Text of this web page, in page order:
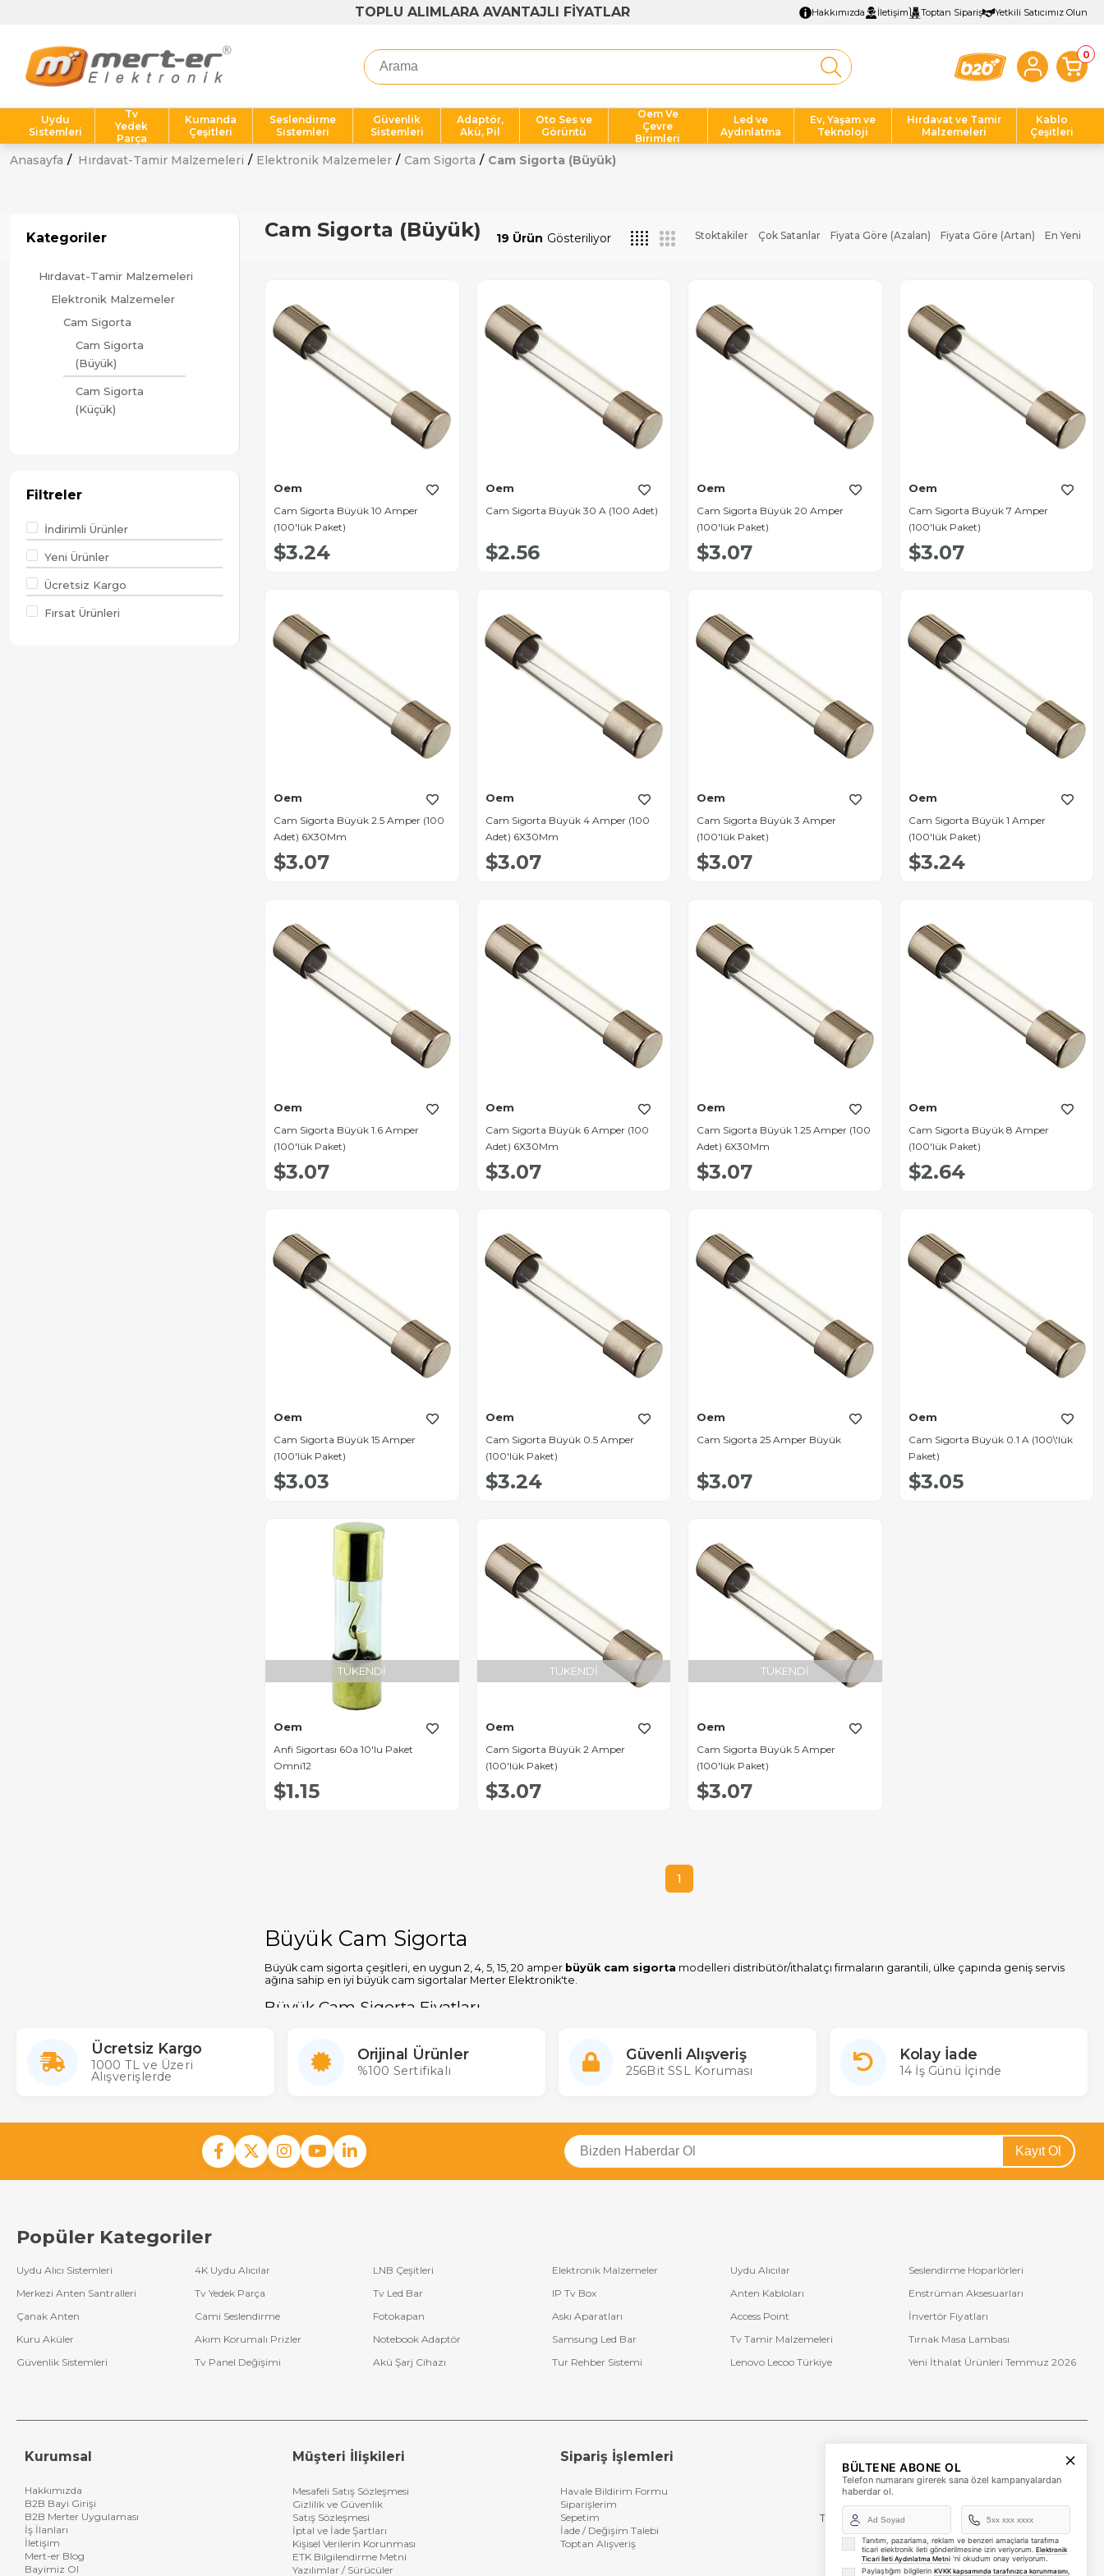
TOPLU ALIMLARA AVANTAJLI FİYATLAR Hakkımızda İletişim Toptan Sipariş Yetkili Satıcımız Olun
0
Uydu
Sistemleri
Tv
Yedek
Parça
Kumanda
Çeşitleri
Seslendirme
Sistemleri
Güvenlik
Sistemleri
Adaptör,
Akü, Pil
Oto Ses ve
Görüntü
Oem Ve
Çevre
Birimleri
Led ve
Aydınlatma
Ev, Yaşam ve
Teknoloji
Hırdavat ve Tamir
Malzemeleri
Kablo
Çeşitleri
Anasayfa Hırdavat-Tamir Malzemeleri Elektronik Malzemeler Cam Sigorta Cam Sigorta (Büyük)
Kategoriler
Hırdavat-Tamir Malzemeleri
Elektronik Malzemeler
Cam Sigorta
Cam Sigorta
(Büyük)
Cam Sigorta
(Küçük)
Filtreler
İndirimli Ürünler
Yeni Ürünler
Ücretsiz Kargo
Fırsat Ürünleri
Cam Sigorta (Büyük) En Yeni
Fiyata Göre (Artan)
Fiyata Göre (Azalan)
Çok Satanlar
Stoktakiler
19 Ürün
Oem
Cam Sigorta Büyük 10 Amper
(100'lük Paket)
$3.24
Oem
Cam Sigorta Büyük 30 A (100 Adet)
$2.56
Oem
Cam Sigorta Büyük 20 Amper
(100'lük Paket)
$3.07
Oem
Cam Sigorta Büyük 7 Amper
(100'lük Paket)
$3.07
Oem
Cam Sigorta Büyük 2.5 Amper (100
Adet) 6X30Mm
$3.07
Oem
Cam Sigorta Büyük 4 Amper (100
Adet) 6X30Mm
$3.07
Oem
Cam Sigorta Büyük 3 Amper
(100'lük Paket)
$3.07
Oem
Cam Sigorta Büyük 1 Amper
(100'lük Paket)
$3.24
Oem
Cam Sigorta Büyük 1.6 Amper
(100'lük Paket)
$3.07
Oem
Cam Sigorta Büyük 6 Amper (100
Adet) 6X30Mm
$3.07
Oem
Cam Sigorta Büyük 1.25 Amper (100
Adet) 6X30Mm
$3.07
Oem
Cam Sigorta Büyük 8 Amper
(100'lük Paket)
$2.64
Oem
Cam Sigorta Büyük 15 Amper
(100'lük Paket)
$3.03
Oem
Cam Sigorta Büyük 0.5 Amper
(100'lük Paket)
$3.24
Oem
Cam Sigorta 25 Amper Büyük
$3.07
Oem
Cam Sigorta Büyük 0.1 A (100\'lük
Paket)
$3.05
TÜKENDI
Oem
Anfi Sigortası 60a 10'lu Paket
Omni12
$1.15
TÜKENDI
Oem
Cam Sigorta Büyük 2 Amper
(100'lük Paket)
$3.07
TÜKENDI
Oem
Cam Sigorta Büyük 5 Amper
(100'lük Paket)
$3.07
1
Büyük Cam Sigorta
Büyük cam sigorta çeşitleri, en uygun 2, 4, 5, 15, 20 amper büyük cam sigorta modelleri distribütör/ithalatçı firmaların garantili, ülke çapında geniş servis
ağına sahip en iyi büyük cam sigortalar Merter Elektronik'te.
Büyük Cam Sigorta Fiyatları
nı Türkiye'nin en büyük gerçek stok çalışan toptan ve perakende elektronik mağazası Merterelektronik.com'dan satın alabilirsiniz.
Ücretsiz Kargo
1000 TL ve Üzeri
Alışverişlerde
Orijinal Ürünler
%100 Sertifikalı
Güvenli Alışveriş
256Bit SSL Koruması
Kolay İade
14 İş Günü İçinde
Kayıt Ol
Popüler Kategoriler
Uydu Alıcı Sistemleri 4K Uydu Alıcılar LNB Çeşitleri Elektronik Malzemeler Uydu Alıcılar
Seslendirme Hoparlörleri
Merkezi Anten Santralleri
Tv Yedek Parça Tv Led Bar IP Tv Box Anten Kabloları
Enstrüman Aksesuarları
Çanak Anten
Cami Seslendirme Fotokapan Askı Aparatları Access Point
İnvertör Fiyatları
Kuru Aküler
Akım Korumalı Prizler Notebook Adaptör Samsung Led Bar Tv Tamir Malzemeleri
Tırnak Masa Lambası
Güvenlik Sistemleri
Tv Panel Değişimi Akü Şarj Cihazı Tur Rehber Sistemi Lenovo Lecoo Türkiye Yeni İthalat Ürünleri Temmuz 2026
Kurumsal
Hakkımızda
B2B Bayi Girişi
B2B Merter Uygulaması
İş İlanları
İletişim
Mert-er Blog
Bayimiz Ol
Müşteri İlişkileri
Mesafeli Satış Sözleşmesi
Gizlilik ve Güvenlik
Satış Sözleşmesi
İptal ve İade Şartları
Kişisel Verilerin Korunması
ETK Bilgilendirme Metni
Yazılımlar / Sürücüler
Sipariş İşlemleri
Havale Bildirim Formu
Siparişlerim
Sepetim
İade / Değişim Talebi
Toptan Alışveriş
+90 (850) 473 08 08
Tevfik Bey Mah. Dr. Ali Demir Cd. No:51 Kat:2 Kobi İş
Merkezi
Küçükçekmece / İstanbul
BÜLTENE ABONE OL
Telefon numaranı girerek sana özel kampanyalardan
haberdar ol.
Tanıtım, pazarlama, reklam ve benzeri amaçlarla tarafıma
ticari elektronik ileti gönderilmesine izin veriyorum. Elektronik
Ticari İleti Aydınlatma Metni 'ni okudum onay veriyorum.
Paylaştığım bilgilerin KVKK kapsamında tarafınızca korunmasını,